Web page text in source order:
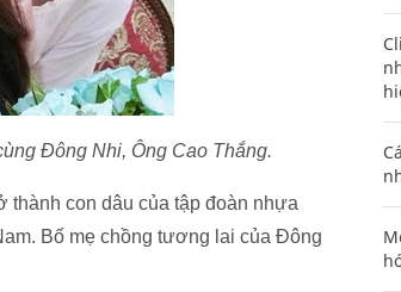
Đông Nhi, Ông Cao Thắng.
thành con dâu của tập đoàn nhựa
Bố mẹ chồng tương lai của Đông